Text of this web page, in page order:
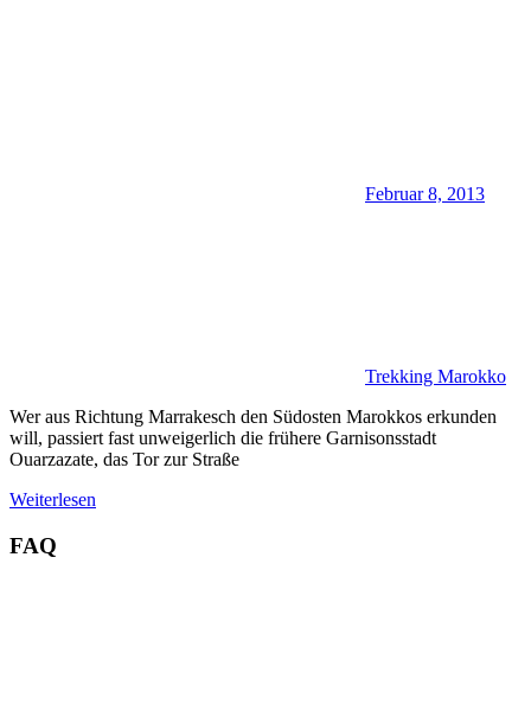
Februar 8, 2013
Trekking Marokko
Wer aus Richtung Marrakesch den Südosten Marokkos erkunden
will, passiert fast unweigerlich die frühere Garnisonsstadt
Ouarzazate, das Tor zur Straße
Weiterlesen
FAQ